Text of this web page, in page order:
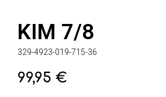
KIM 7/8
329-4923-019-715-36
Regulärer Preis:
99,95 €